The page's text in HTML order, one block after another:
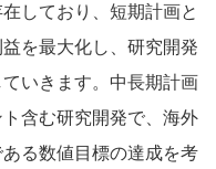
しており、短期計画と
を最大化し、研究開発
いきます。中長期計画
含む研究開発で、海外
る数値目標の達成を考